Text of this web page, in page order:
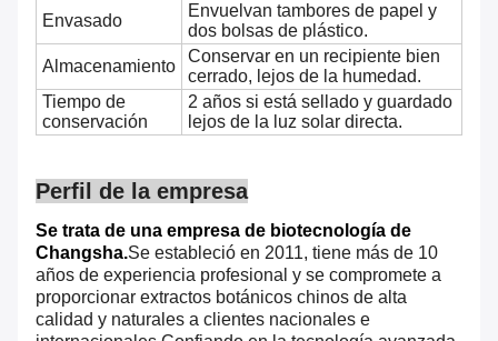
Envasado
Envuelvan tambores de papel y
dos bolsas de plástico.
Almacenamiento
Conservar en un recipiente bien
cerrado, lejos de la humedad.
Tiempo de
conservación
2 años si está sellado y guardado
lejos de la luz solar directa.
Perfil de la empresa
Se trata de una empresa de biotecnología de
Changsha.Se estableció en 2011, tiene más de 10
años de experiencia profesional y se compromete a
proporcionar extractos botánicos chinos de alta
calidad y naturales a clientes nacionales e